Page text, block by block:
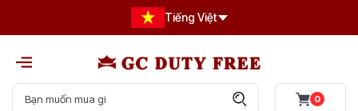
Tiếng Việt
0